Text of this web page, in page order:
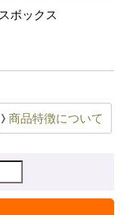
ボックス
商品特徴について